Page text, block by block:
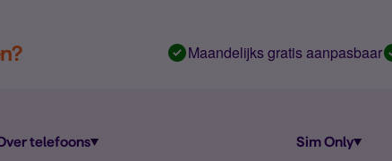
Maandelijks gratis aanpasbaar
telefoons Sim Only